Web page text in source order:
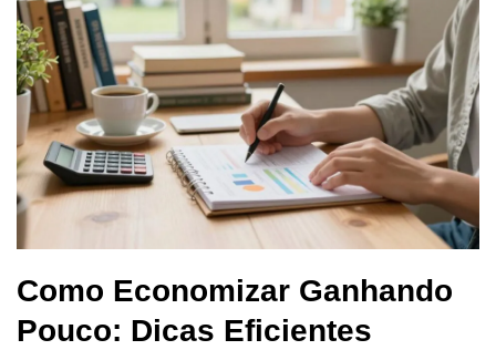
Como Economizar Ganhando
Pouco: Dicas Eficientes